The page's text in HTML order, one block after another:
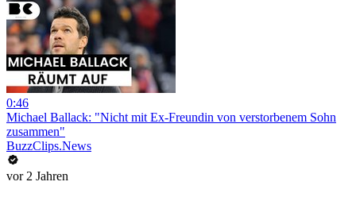
0:46
Michael Ballack: "Nicht mit Ex-Freundin von verstorbenem Sohn
zusammen"
BuzzClips.News
vor 2 Jahren